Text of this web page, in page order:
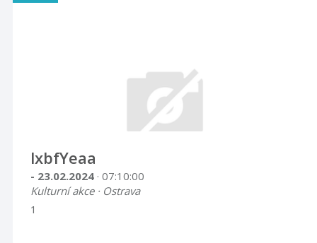
lxbfYeaa
- 23.02.2024 · 07:10:00
Kulturní akce · Ostrava
1